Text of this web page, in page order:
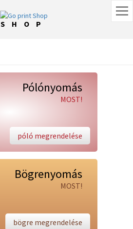
SHOP
Pólónyomás
MOST!
póló megrendelése
Bögrenyomás
MOST!
bögre megrendelése